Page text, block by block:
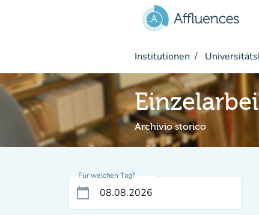
Institutionen
Archivio storico
Für welchen Tag?
calendar_today